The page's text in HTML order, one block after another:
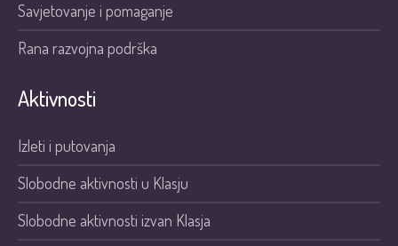
Savjetovanje i pomaganje
Rana razvojna podrška
Aktivnosti
Izleti i putovanja
Slobodne aktivnosti u Klasju
Slobodne aktivnosti izvan Klasja